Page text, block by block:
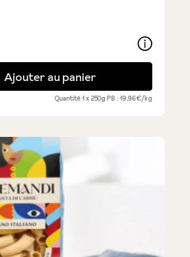
premium aux œufs
Ajouter au panier
Quantité1 x 250gPB : 19,96€/kg